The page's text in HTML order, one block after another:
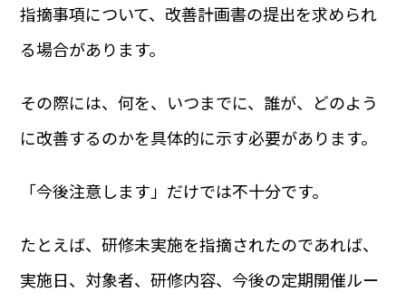
指摘事項について、改善計画書の提出を求められ
る場合があります。
その際には、何を、いつまでに、誰が、どのよう
に改善するのかを具体的に示す必要があります。
「今後注意します」だけでは不十分です。
たとえば、研修未実施を指摘されたのであれば、
実施日、対象者、研修内容、今後の定期開催ルー